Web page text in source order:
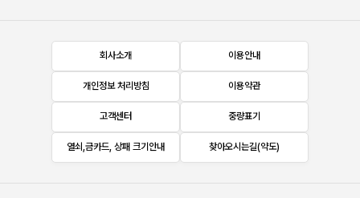
회사소개 이용안내
개인정보 처리방침 이용약관
고객센터 중량표기
열쇠,금카드, 상패 크기안내 찾아오시는길(약도)